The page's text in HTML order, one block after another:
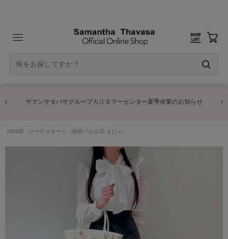
サマンサタバサグループカスタマーセンター夏季休業のお知らせ
HOME コーディネート 池袋パルコ店 まにゃ。